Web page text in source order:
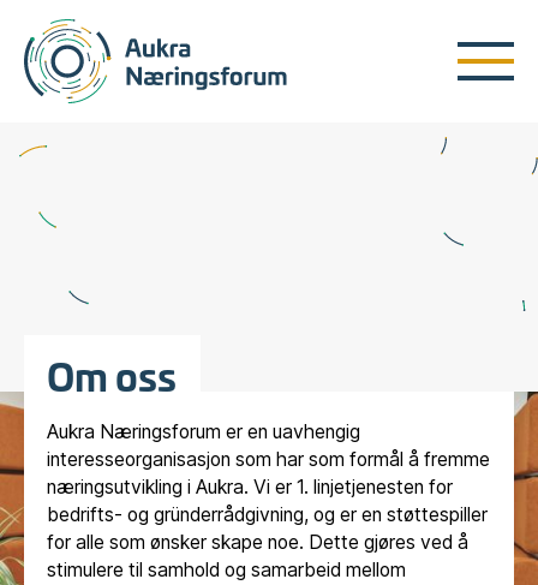
Om oss
Aukra Næringsforum er en uavhengig
interesseorganisasjon som har som formål å fremme
næringsutvikling i Aukra. Vi er 1. linjetjenesten for
bedrifts- og gründerrådgivning, og er en støttespiller
for alle som ønsker skape noe. Dette gjøres ved å
stimulere til samhold og samarbeid mellom